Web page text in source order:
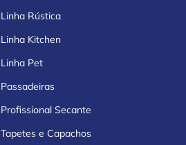
Linha Rústica
Linha Kitchen
Linha Pet
Passadeiras
Profissional Secante
Tapetes e Capachos